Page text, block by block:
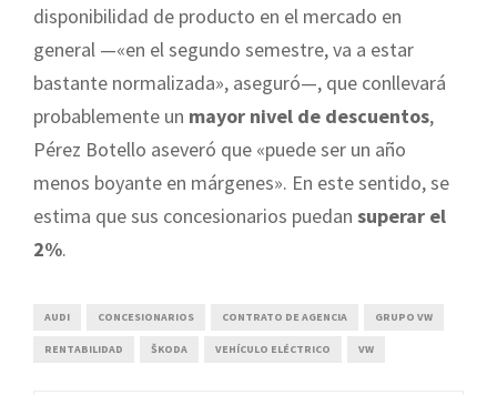
disponibilidad de producto en el mercado en
general —«en el segundo semestre, va a estar
bastante normalizada», aseguró—, que conllevará
probablemente un mayor nivel de descuentos,
Pérez Botello aseveró que «puede ser un año
menos boyante en márgenes». En este sentido, se
estima que sus concesionarios puedan superar el
2%.
AUDI CONCESIONARIOS CONTRATO DE AGENCIA GRUPO VW
RENTABILIDAD ŠKODA VEHÍCULO ELÉCTRICO VW